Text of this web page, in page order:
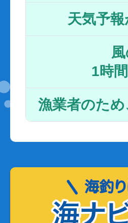
天気予
1時
漁業者のた